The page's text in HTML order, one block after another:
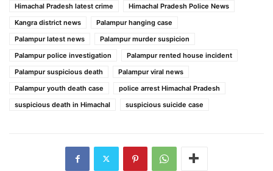
Himachal Pradesh latest crime
Himachal Pradesh Police News
Kangra district news
Palampur hanging case
Palampur latest news
Palampur murder suspicion
Palampur police investigation
Palampur rented house incident
Palampur suspicious death
Palampur viral news
Palampur youth death case
police arrest Himachal Pradesh
suspicious death in Himachal
suspicious suicide case